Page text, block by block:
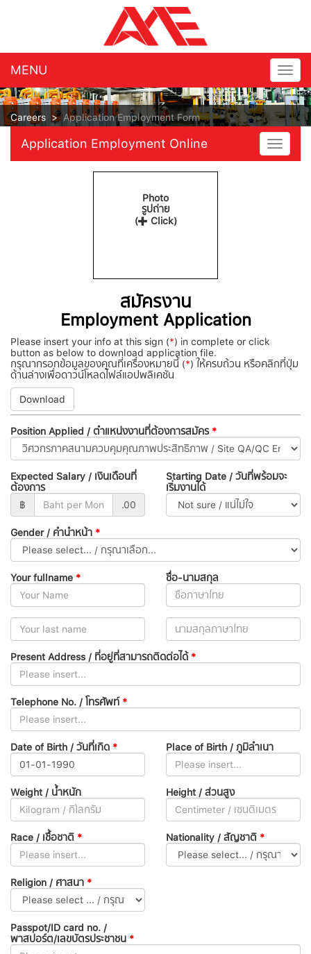
MENU
Careers >Application Employment Form
Toggle
Application Employment Online
Photo
รูปถ่าย
(
Click)
สมัครงาน
Employment Application
Please insert your info at this sign (*) in complete or click
button as below to download application file.
กรุณากรอกข้อมูลของคุณที่เครื่องหมายนี้ (*) ให้ครบถ้วน หรือคลิกที่ปุ่ม
ด้านล่างเพื่อดาวน์โหลดไฟล์แอปพลิเคชัน
Download
Position Applied / ตำแหน่งงานที่ต้องการสมัคร *
Expected Salary / เงินเดือนที่
ต้องการ
฿
.00
Starting Date / วันที่พร้อมจะ
เริ่มงานได้
Gender / คำนำหน้า *
Your fullname * ชื่อ-นามสกุล
Present Address / ที่อยู่ที่สามารถติดต่อได้ *
Telephone No. / โทรศัพท์ *
Date of Birth / วันที่เกิด * Place of Birth / ภูมิลำเนา
Weight / น้ำหนัก Height / ส่วนสูง
Race / เชื้อชาติ * Nationality / สัญชาติ *
Religion / ศาสนา *
Passpot/ID card no. /
พาสปอร์ต/เลขบัตรประชาชน *